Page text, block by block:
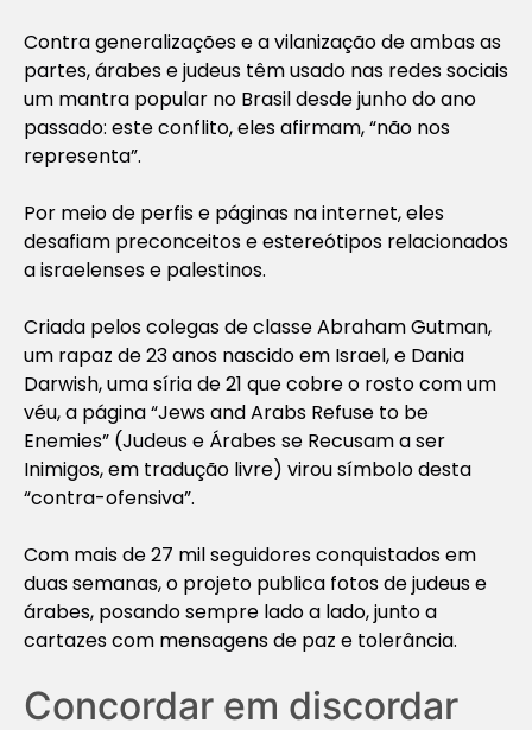
Contra generalizações e a vilanização de ambas as
partes, árabes e judeus têm usado nas redes sociais
um mantra popular no Brasil desde junho do ano
passado: este conflito, eles afirmam, “não nos
representa”.
Por meio de perfis e páginas na internet, eles
desafiam preconceitos e estereótipos relacionados
a israelenses e palestinos.
Criada pelos colegas de classe Abraham Gutman,
um rapaz de 23 anos nascido em Israel, e Dania
Darwish, uma síria de 21 que cobre o rosto com um
véu, a página “Jews and Arabs Refuse to be
Enemies” (Judeus e Árabes se Recusam a ser
Inimigos, em tradução livre) virou símbolo desta
“contra-ofensiva”.
Com mais de 27 mil seguidores conquistados em
duas semanas, o projeto publica fotos de judeus e
árabes, posando sempre lado a lado, junto a
cartazes com mensagens de paz e tolerância.
Concordar em discordar